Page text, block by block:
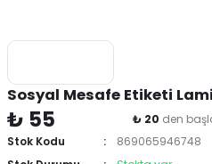
Sosyal Mesafe Etiketi
₺ 55 ₺ 20 den
Stok Kodu
869065946748